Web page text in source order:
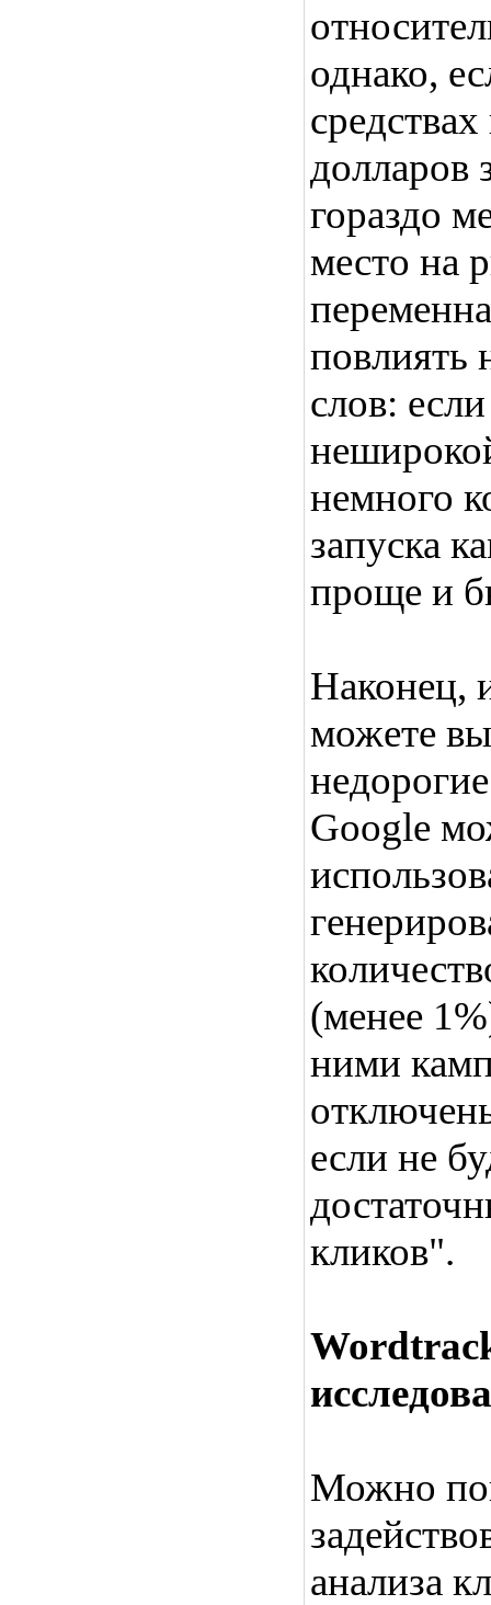
однако,
долларов
гораздо
место на
повлиять
слов:
немного
запуска
проще и
Наконец,
можете
Google
(менее
ними
если не
кликов".
Можно
анализа